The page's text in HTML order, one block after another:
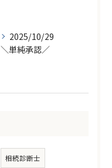
2025/10/29
＼単純承認／
相続診断士